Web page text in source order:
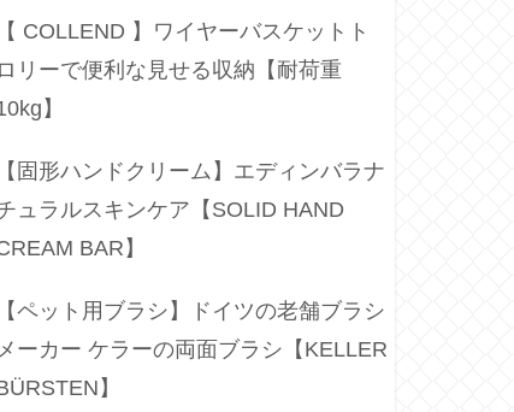
【 COLLEND 】ワイヤーバスケットト
ロリーで便利な見せる収納【耐荷重
】
【固形ハンドクリーム】エディンバラナ
ュラルスキンケア【SOLID HAND
BAR】
【ペット用ブラシ】ドイツの老舗ブラシ
メーカー ケラーの両面ブラシ【KELLER
】